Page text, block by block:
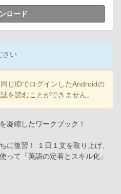
ロード
さい
じIDでログインしたAndroidの
を読むことができません。
凝縮したワークブック！
に復習！ １日１文を取り上げ、
って「英語の定着とスキル化」